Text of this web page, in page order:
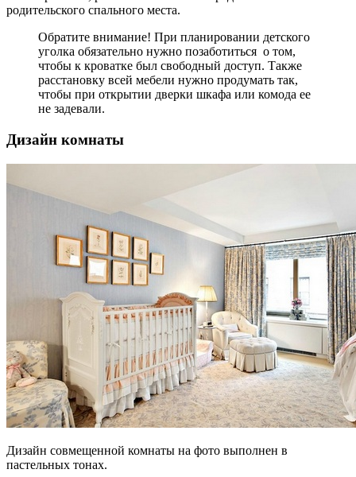
родительского спального места.
Обратите внимание! При планировании детского
уголка обязательно нужно позаботиться о том,
чтобы к кроватке был свободный доступ. Также
расстановку всей мебели нужно продумать так,
чтобы при открытии дверки шкафа или комода ее
не задевали.
Дизайн комнаты
Дизайн совмещенной комнаты на фото выполнен в
пастельных тонах.